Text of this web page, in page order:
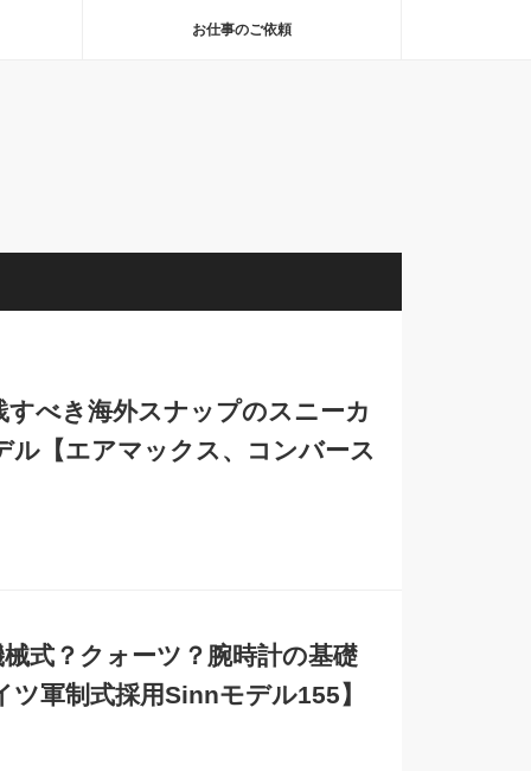
お仕事のご依頼
べき海外スナップのスニーカ
【エアマックス、コンバース
式？クォーツ？腕時計の基礎
軍制式採用Sinnモデル155】